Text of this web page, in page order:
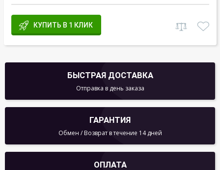
КУПИТЬ В 1 КЛИК
БЫСТРАЯ ДОСТАВКА
Отправка в день заказа
ГАРАНТИЯ
Обмен / Возврат в течение 14 дней
ОПЛАТА